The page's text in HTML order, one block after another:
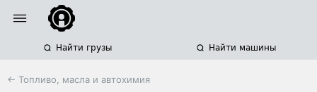
Найти грузы Найти машины
← Топливо, масла и автохимия